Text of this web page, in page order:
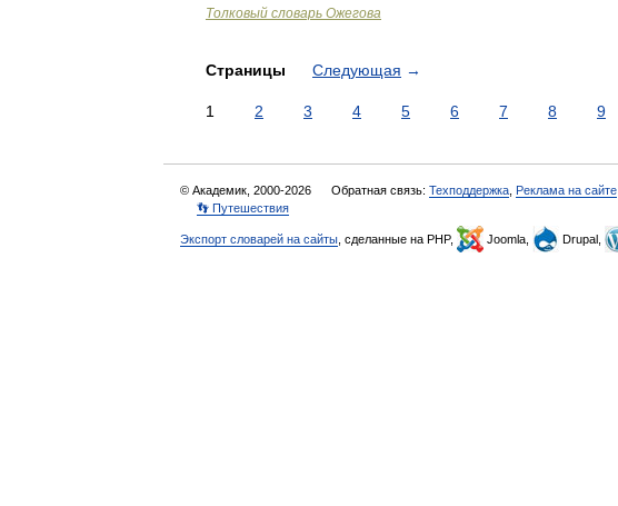
Толковый словарь Ожегова
Страницы Следующая →
1 2 3 4 5 6 7 8 9
© Академик, 2000-2026 Обратная связь: Техподдержка Реклама на сайте
👣 Путешествия
Экспорт словарей на сайты , сделанные на PHP, Joomla, Drupal,